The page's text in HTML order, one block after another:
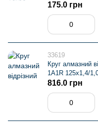
175.0 грн
33619
Круг алмазний
1A1R 125x1,4/
816.0 грн